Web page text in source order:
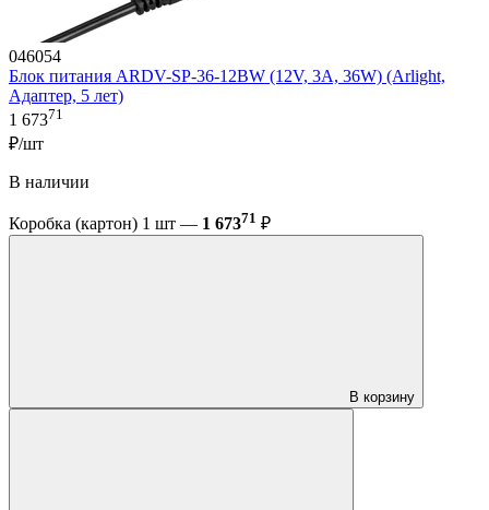
046054
Блок питания ARDV-SP-36-12BW (12V, 3A, 36W) (Arlight,
Адаптер, 5 лет)
1 67371
₽/шт
В наличии
Коробка (картон) 1 шт — 1 67371 ₽
В корзину